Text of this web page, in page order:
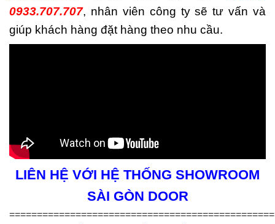
0933.707.707, nhân viên công ty sẽ tư vấn và
giúp khách hàng đặt hàng theo nhu cầu.
LIÊN HỆ VỚI HỆ THỐNG SHOWROOM
SÀI GÒN DOOR
================================================